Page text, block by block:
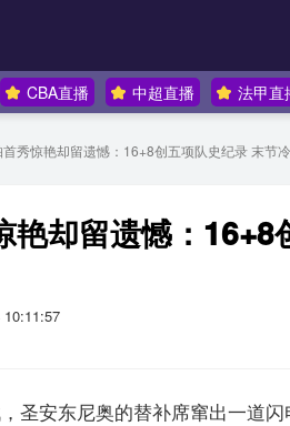
CBA直播 中超直播 法甲直
秀惊艳却留遗憾：16+8创五项队史纪录 末节
艳却留遗憾：16+8
10:11:57
安东尼奥的替补席窜出一道